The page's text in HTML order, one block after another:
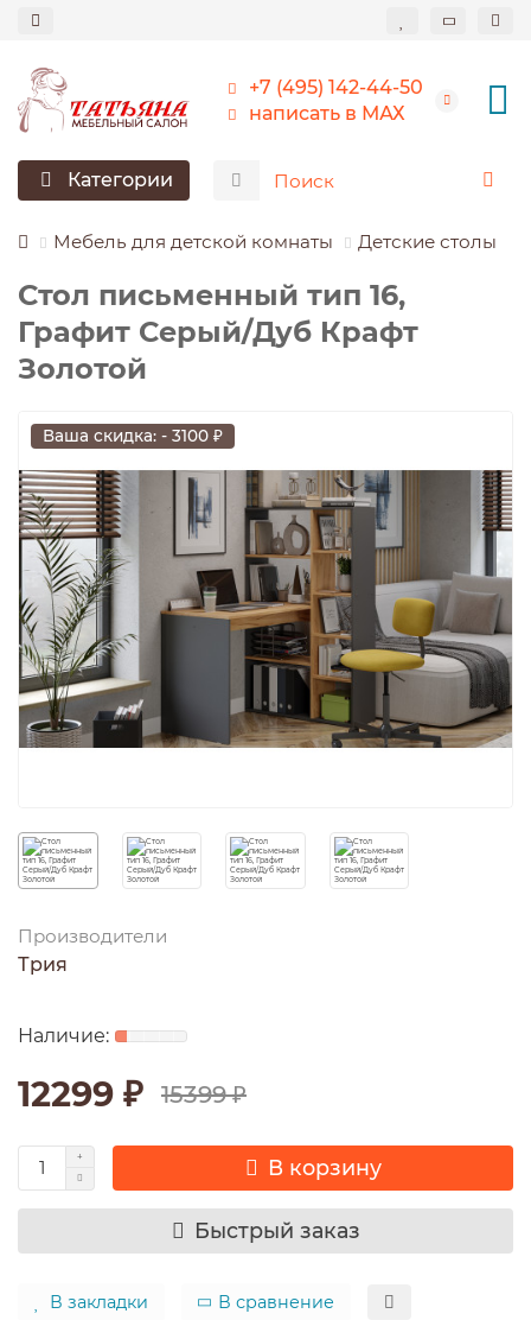
+7 (495) 142-44-50
написать в МАХ
Категории
Мебель для детской комнаты Детские столы
Стол письменный тип 16,
Графит Серый/Дуб Крафт
Золотой
Ваша скидка: - 3100 ₽
Производители
Трия
12299 ₽ 15399 ₽
В корзину
Быстрый заказ
В закладки В сравнение